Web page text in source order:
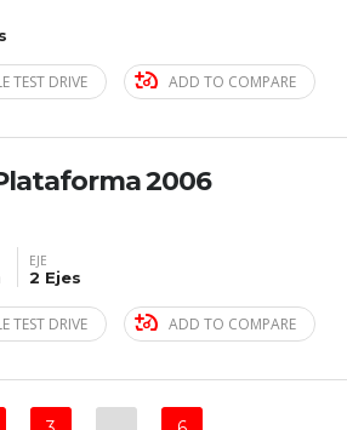
TEST DRIVE ADD TO COMPARE
2006
EJE
2 Ejes
TEST DRIVE ADD TO COMPARE